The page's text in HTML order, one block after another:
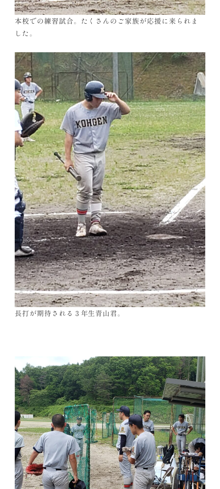
本校での練習試合。たくさんのご家族が応援に来られま
した。
長打が期待される３年生青山君。